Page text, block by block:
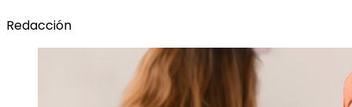
Redacción